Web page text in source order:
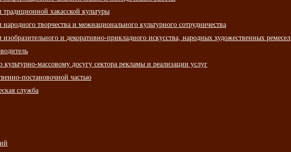
хакасской культуры
творчества и межнационального культурного сотрудничества
и декоративно-прикладного искусства, народных художественных ремесел
массовому досугу сектора рекламы и реализации услуг
постановочной частью
служба